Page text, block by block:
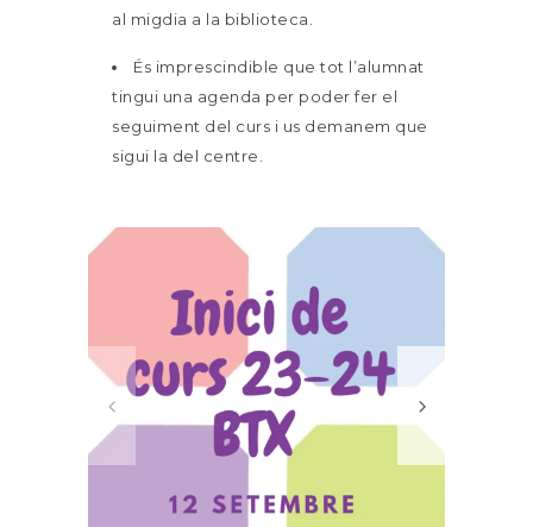
al migdia a la biblioteca.
És imprescindible que tot l’alumnat
tingui una agenda per poder fer el
seguiment del curs i us demanem que
sigui la del centre